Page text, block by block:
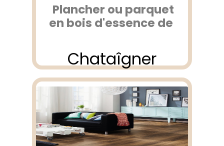
Plancher ou parquet
en bois d'essence de
Chataîgner